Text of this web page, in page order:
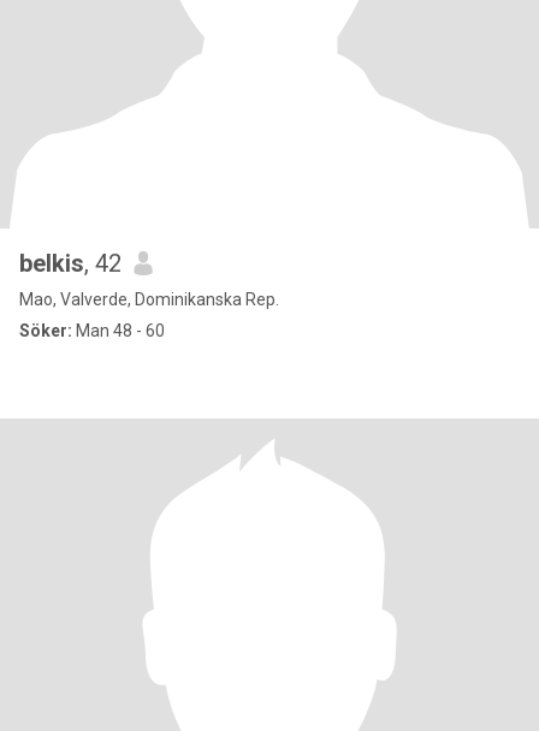
belkis, 42
Mao, Valverde, Dominikanska Rep.
Söker: Man 48 - 60